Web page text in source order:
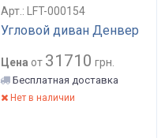
Арт.: LFT-000154
Угловой диван Денвер
Цена от 31710 грн.
Бесплатная доставка
Нет в наличии